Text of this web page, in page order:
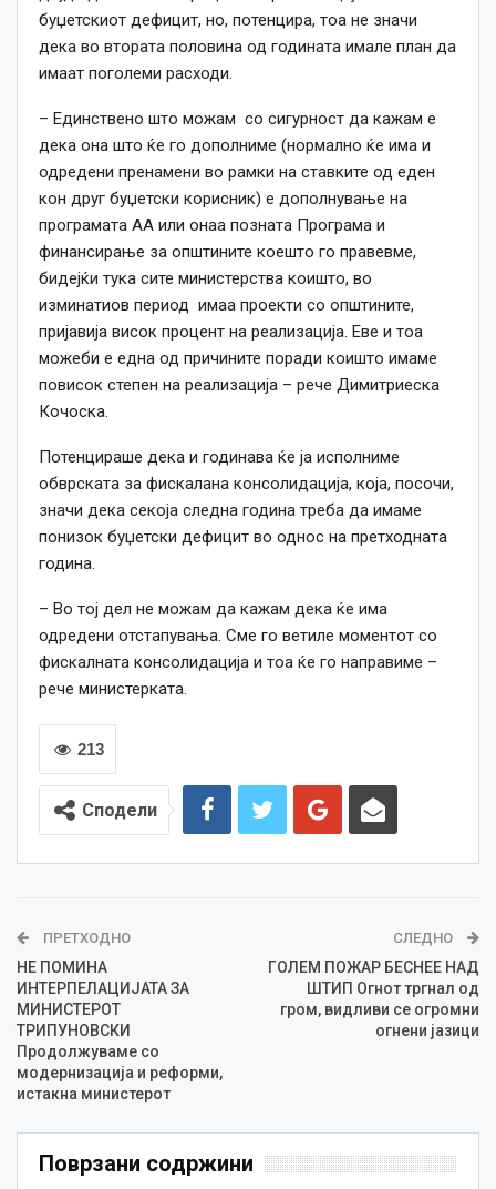
буџетскиот дефицит, но, потенцира, тоа не значи
дека во втората половина од годината имале план да
имаат поголеми расходи.
– Единствено што можам со сигурност да кажам е
дека она што ќе го дополниме (нормално ќе има и
одредени пренамени во рамки на ставките од еден
кон друг буџетски корисник) е дополнување на
програмата АА или онаа позната Програма и
финансирање за општините коешто го правевме,
бидејќи тука сите министерства коишто, во
изминатиов период имаа проекти со општините,
пријавија висок процент на реализација. Еве и тоа
можеби е една од причините поради коишто имаме
повисок степен на реализација – рече Димитриеска
Кочоска.
Потенцираше дека и годинава ќе ја исполниме
обврската за фискалана консолидација, која, посочи,
значи дека секоја следна година треба да имаме
понизок буџетски дефицит во однос на претходната
година.
– Во тој дел не можам да кажам дека ќе има
одредени отстапувања. Сме го ветиле моментот со
фискалната консолидација и тоа ќе го направиме –
рече министерката.
213
Сподели
ПРЕТХОДНО
НЕ ПОМИНА
ИНТЕРПЕЛАЦИЈАТА ЗА
МИНИСТЕРОТ
ТРИПУНОВСКИ
Продолжуваме со
модернизација и реформи,
истакна министерот
СЛЕДНО
ГОЛЕМ ПОЖАР БЕСНЕЕ НАД
ШТИП Огнот тргнал од
гром, видливи се огромни
огнени јазици
Поврзани содржини